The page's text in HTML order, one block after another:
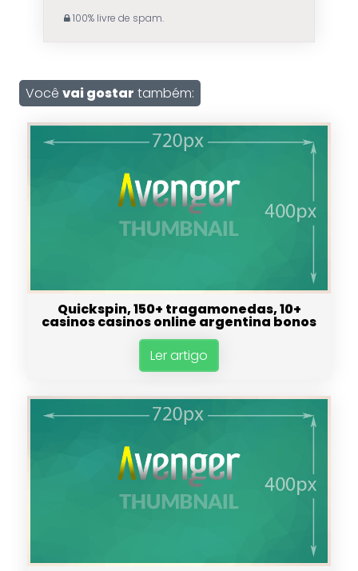
100% livre de spam.
Você vai gostar também:
Quickspin, 150+ tragamonedas, 10+
casinos casinos online argentina bonos
Ler artigo